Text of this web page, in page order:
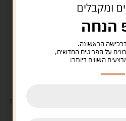
ומקבלים
הראשונה.
על הפריטים החדשים,
השווים ביותר!